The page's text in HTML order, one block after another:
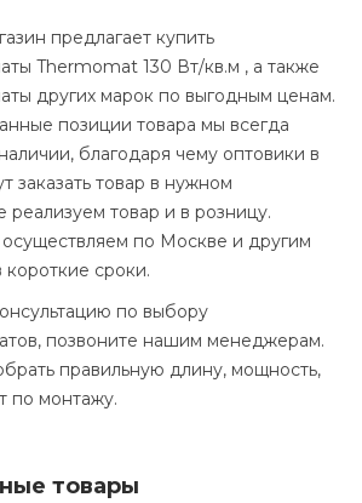
предлагает купить
Thermomat 130 Вт/кв.м , а также
других марок по выгодным ценам.
позиции товара мы всегда
благодаря чему оптовики в
заказать товар в нужном
реализуем товар и в розницу.
осуществляем по Москве и другим
сроки.
по выбору
позвоните нашим менеджерам.
правильную длину, мощность,
по монтажу.
товары